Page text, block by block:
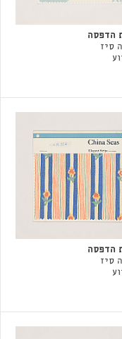
הדפסה
סיז
הדפסה
סיז